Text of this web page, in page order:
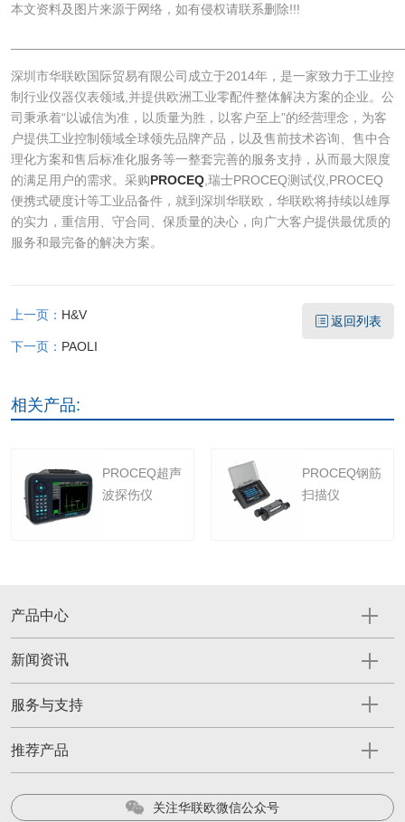
本文资料及图片来源于网络，如有侵权请联系删除!!!
深圳市华联欧国际贸易有限公司成立于2014年，是一家致力于工业控
制行业仪器仪表领域,并提供欧洲工业零配件整体解决方案的企业。公
司秉承着“以诚信为准，以质量为胜，以客户至上”的经营理念，为客
户提供工业控制领域全球领先品牌产品，以及售前技术咨询、售中合
理化方案和售后标准化服务等一整套完善的服务支持，从而最大限度
的满足用户的需求。采购PROCEQ,瑞士PROCEQ测试仪,PROCEQ
便携式硬度计等工业品备件，就到深圳华联欧，华联欧将持续以雄厚
的实力，重信用、守合同、保质量的决心，向广大客户提供最优质的
服务和最完备的解决方案。
上一页： H&V
下一页： PAOLI
返回列表
相关产品:
PROCEQ超声
波探伤仪
PROCEQ钢筋
扫描仪
产品中心
新闻资讯
服务与支持
推荐产品
关注华联欧微信公众号